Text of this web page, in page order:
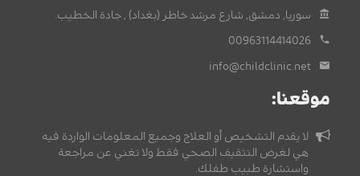
سوريا, دمشق, شارع مرشد خاطر (بغداد) , جادة الخطيب.
00963114414026
info@childclinic.net
موقعنا:
لا يقدم التشخيص أو العلاج وجميع المعلومات الواردة فيه
هي لغرض التثقيف الصحي فقط ولا تغني عن مراجعة
واستشارة طبيب طفلك.